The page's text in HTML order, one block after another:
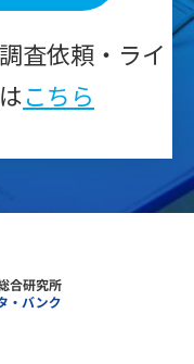
査依頼・ライ
こちら